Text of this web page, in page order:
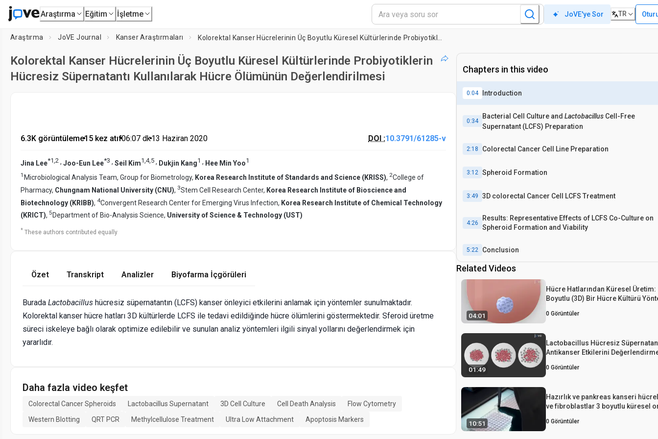
Araştırma Eğitim İşletme JoVE'ye Sor TR
Araştırma JoVE Journal Kanser Araştırmaları
Kolorektal Kanser Hücrelerinin Üç Boyutlu Küresel Kültürlerinde Probiyotiklerin
Hücresiz Süpernatantı Kullanılarak Hücre Ölümünün Değerlendirilmesi
6.3K görüntüleme•15 kez atıf•06:07 dk•13 Haziran 2020 DOI :10.3791/61285-v
Jina Lee*1,2 , Joo-Eun Lee*3 , Seil Kim1,4,5 , Dukjin Kang1 , Hee Min Yoo1
1 Microbiological Analysis Team, Group for Biometrology, Korea Research Institute of Standards and Science (KRISS), 2College of
Pharmacy, Chungnam National University (CNU), 3Stem Cell Research Center, Korea Research Institute of Bioscience and
Biotechnology (KRIBB), 4Convergent Research Center for Emerging Virus Infection, Korea Research Institute of Chemical Technology
(KRICT), 5 Department of Bio-Analysis Science, University of Science & Technology (UST)
* These authors contributed equally
Özet Transkript Analizler Biyofarma İçgörüleri
Burada Lactobacillus hücresiz süpernatantın (LCFS) kanser önleyici etkilerini anlamak için yöntemler sunulmaktadır.
Kolorektal kanser hücre hatları 3D kültürlerde LCFS ile tedavi edildiğinde hücre ölümlerini göstermektedir. Sferoid üretme
süreci iskeleye bağlı olarak optimize edilebilir ve sunulan analiz yöntemleri ilgili sinyal yollarını değerlendirmek için
yararlıdır.
Daha fazla video keşfet
Colorectal Cancer Spheroids Lactobacillus Supernatant 3D Cell Culture Cell Death Analysis
Flow Cytometry
Western Blotting
QRT PCR Methylcellulose Treatment Ultra Low Attachment Apoptosis Markers
Chapters in this video
0:04 Introduction
0:34
Bacterial Cell Culture andLactobacillus Cell-Free
Supernatant (LCFS) Preparation
2:18 Colorectal Cancer Cell Line Preparation
3:12 Spheroid Formation
3:49 3D colorectal Cancer Cell LCFS Treatment
4:26
Results: Representative Effects of LCFS Co-Culture on
Spheroid Formation and Viability
5:22 Conclusion
Related Videos
04:01
Hücre Hatlarından Küresel Üretim:
Boyutlu (3D) Bir Hücre Kültürü
0 Görüntüler
01:49
Lactobacillus Hücresiz
Antikanser Etkilerini
0 Görüntüler
10:51
Hazırlık ve pankreas kanseri
ve fibroblastlar 3 boyutlu küresel
0 Görüntüler